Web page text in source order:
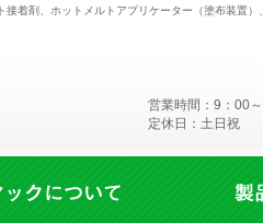
着剤、ホットメルトアプリケーター（塗布装置
営業時間：9：00
定休日：土日祝